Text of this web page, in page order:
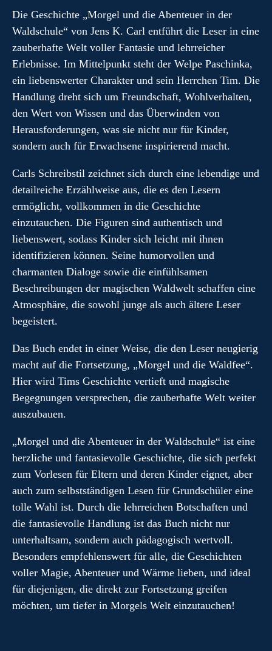
Die Geschichte „Morgel und die Abenteuer in der
Waldschule“ von Jens K. Carl entführt die Leser in eine
zauberhafte Welt voller Fantasie und lehrreicher
Erlebnisse. Im Mittelpunkt steht der Welpe Paschinka,
ein liebenswerter Charakter und sein Herrchen Tim. Die
Handlung dreht sich um Freundschaft, Wohlverhalten,
den Wert von Wissen und das Überwinden von
Herausforderungen, was sie nicht nur für Kinder,
sondern auch für Erwachsene inspirierend macht.
Carls Schreibstil zeichnet sich durch eine lebendige und
detailreiche Erzählweise aus, die es den Lesern
ermöglicht, vollkommen in die Geschichte
einzutauchen. Die Figuren sind authentisch und
liebenswert, sodass Kinder sich leicht mit ihnen
identifizieren können. Seine humorvollen und
charmanten Dialoge sowie die einfühlsamen
Beschreibungen der magischen Waldwelt schaffen eine
Atmosphäre, die sowohl junge als auch ältere Leser
begeistert.
Das Buch endet in einer Weise, die den Leser neugierig
macht auf die Fortsetzung, „Morgel und die Waldfee“.
Hier wird Tims Geschichte vertieft und magische
Begegnungen versprechen, die zauberhafte Welt weiter
auszubauen.
„Morgel und die Abenteuer in der Waldschule“ ist eine
herzliche und fantasievolle Geschichte, die sich perfekt
zum Vorlesen für Eltern und deren Kinder eignet, aber
auch zum selbstständigen Lesen für Grundschüler eine
tolle Wahl ist. Durch die lehrreichen Botschaften und
die fantasievolle Handlung ist das Buch nicht nur
unterhaltsam, sondern auch pädagogisch wertvoll.
Besonders empfehlenswert für alle, die Geschichten
voller Magie, Abenteuer und Wärme lieben, und ideal
für diejenigen, die direkt zur Fortsetzung greifen
möchten, um tiefer in Morgels Welt einzutauchen!